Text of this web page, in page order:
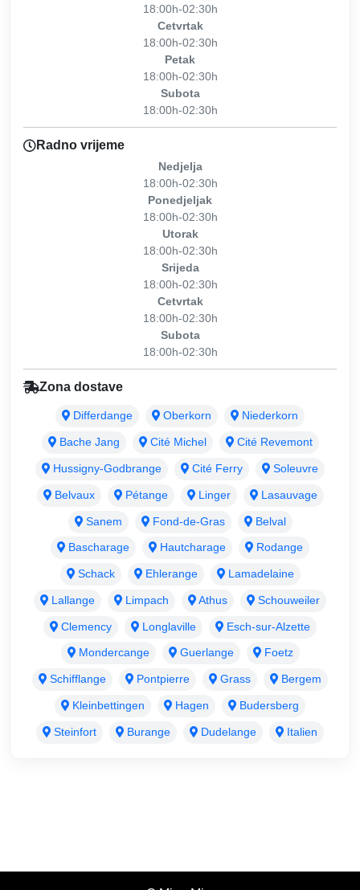
18:00h-02:30h
Cetvrtak
18:00h-02:30h
Petak
18:00h-02:30h
Subota
18:00h-02:30h
Radno vrijeme
Nedjelja
18:00h-02:30h
Ponedjeljak
18:00h-02:30h
Utorak
18:00h-02:30h
Srijeda
18:00h-02:30h
Cetvrtak
18:00h-02:30h
Subota
18:00h-02:30h
Zona dostave
Differdange Oberkorn Niederkorn
Bache Jang Cité Michel Cité Revemont
Hussigny-Godbrange Cité Ferry Soleuvre
Belvaux Pétange Linger Lasauvage
Sanem Fond-de-Gras Belval
Bascharage Hautcharage Rodange
Schack Ehlerange Lamadelaine
Lallange Limpach Athus Schouweiler
Clemency Longlaville Esch-sur-Alzette
Mondercange Guerlange Foetz
Schifflange Pontpierre Grass Bergem
Kleinbettingen Hagen Budersberg
Steinfort Burange Dudelange Italien